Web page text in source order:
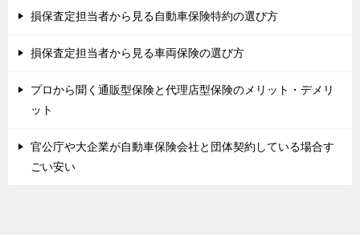
損保査定担当者から見る自動車保険特約の選び方
損保査定担当者から見る車両保険の選び方
プロから聞く通販型保険と代理店型保険のメリット・デメリ
ット
官公庁や大企業が自動車保険会社と団体契約している場合す
ごい安い